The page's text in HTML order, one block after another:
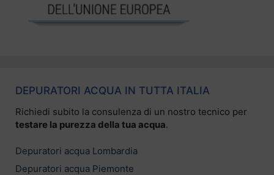
DEPURATORI ACQUA IN TUTTA ITALIA
Richiedi subito la consulenza di un nostro tecnico per
testare la purezza della tua acqua.
Depuratori acqua Lombardia
Depuratori acqua Piemonte